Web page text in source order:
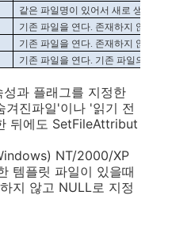
같은 파일명이 있어서 새로 생성하면
기존 파일을 연다. 존재하지 않으면
기존 파일을 연다. 존재하지 않으면
기존 파일을 연다. 기존 파일의
과 플래그를 지정한
겨진파일'이나 '읽기 전
뒤에도 SetFileAttribut
NT/2000/XP
템플릿 파일이 있을때
지 않고 NULL로 지정